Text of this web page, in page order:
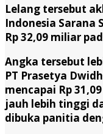
Lelang tersebut
Indonesia Sarana
Rp 32,09 miliar
Angka tersebut
PT Prasetya
mencapai Rp
jauh lebih tinggi
dibuka panitia